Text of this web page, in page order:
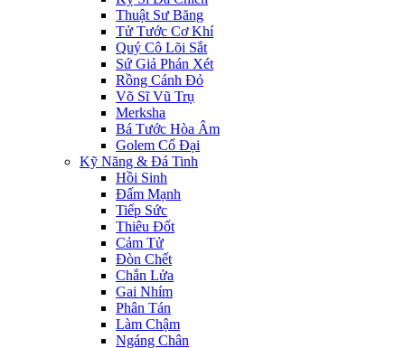
Thuật Sư Băng
Tử Tước Cơ Khí
Quý Cô Lõi Sắt
Sứ Giả Phán Xét
Rồng Cánh Đỏ
Võ Sĩ Vũ Trụ
Merksha
Bá Tước Hòa Âm
Golem Cổ Đại
Kỹ Năng & Đá Tinh
Hồi Sinh
Đấm Mạnh
Tiếp Sức
Thiêu Đốt
Cảm Tử
Đòn Chết
Chắn Lửa
Gai Nhím
Phân Tán
Làm Chậm
Ngáng Chân